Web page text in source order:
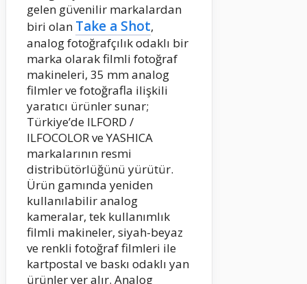
gelen güvenilir markalardan
biri olan Take a Shot,
analog fotoğrafçılık odaklı bir
marka olarak filmli fotoğraf
makineleri, 35 mm analog
filmler ve fotoğrafla ilişkili
yaratıcı ürünler sunar;
Türkiye’de ILFORD /
ILFOCOLOR ve YASHICA
markalarının resmi
distribütörlüğünü yürütür.
Ürün gamında yeniden
kullanılabilir analog
kameralar, tek kullanımlık
filmli makineler, siyah-beyaz
ve renkli fotoğraf filmleri ile
kartpostal ve baskı odaklı yan
ürünler yer alır. Analog